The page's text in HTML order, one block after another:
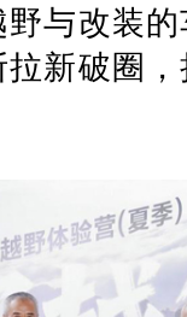
与改装
新破圈